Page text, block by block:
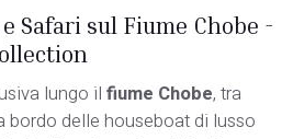
Safari sul Fiume Chobe -
lungo ilfiume Chobe, tra
bordo delle houseboat di lusso